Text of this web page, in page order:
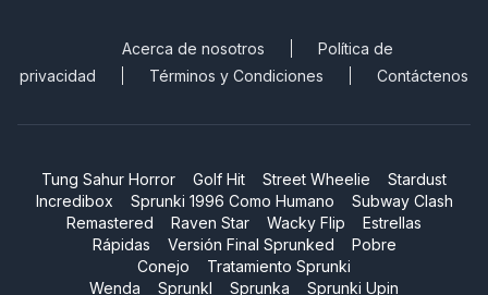
Acerca de nosotros
Política de
privacidad
Términos y Condiciones Contáctenos
Tung Sahur Horror Golf Hit Street Wheelie
Stardust
Incredibox
Sprunki 1996 Como Humano
Subway Clash
Remastered
Raven Star Wacky Flip
Estrellas
Rápidas
Versión Final Sprunked
Pobre
Conejo
Tratamiento Sprunki
Wenda
Sprunkl Sprunka Sprunki Upin